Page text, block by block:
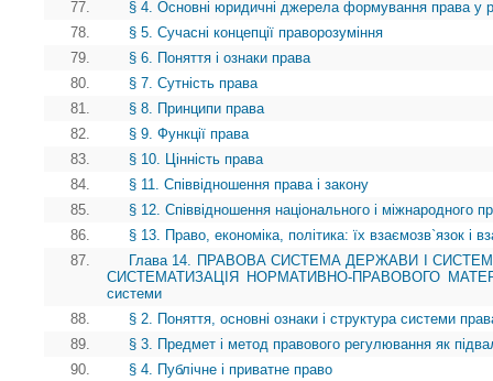
77.
§ 4. Основні юридичні джерела формування права у
78.
§ 5. Сучасні концепції праворозуміння
79.
§ 6. Поняття і ознаки права
80.
§ 7. Сутність права
81.
§ 8. Принципи права
82.
§ 9. Функції права
83.
§ 10. Цінність права
84.
§ 11. Співвідношення права і закону
85.
§ 12. Співвідношення національного і міжнародного
86.
§ 13. Право, економіка, політика: їх взаємозв`язок і
87.
Глава 14. ПРАВОВА СИСТЕМА ДЕРЖАВИ І
СИСТЕМАТИЗАЦІЯ НОРМАТИВНО-ПРАВОВОГО
системи
88.
§ 2. Поняття, основні ознаки і структура системи
89.
§ 3. Предмет і метод правового регулювання як
90.
§ 4. Публічне і приватне право